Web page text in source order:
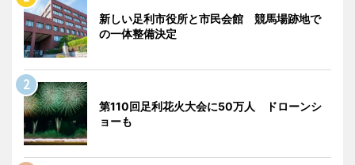
新しい足利市役所と市民会館 競馬場跡地で
の一体整備決定
第110回足利花火大会に50万人 ドローンシ
ョーも